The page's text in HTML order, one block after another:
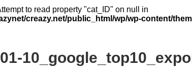
to read property "cat_ID" on null in
creazy.net/public_html/wp/wp-content/